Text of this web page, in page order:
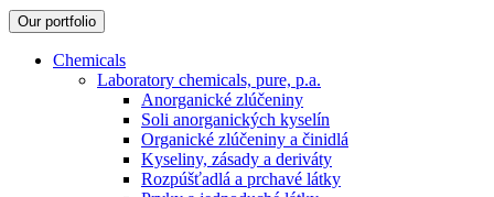
Our portfolio
Chemicals
Laboratory chemicals, pure, p.a.
Anorganické zlúčeniny
Soli anorganických kyselín
Organické zlúčeniny a činidlá
Kyseliny, zásady a deriváty
Rozpúšťadlá a prchavé látky